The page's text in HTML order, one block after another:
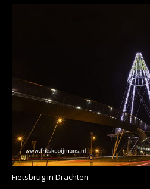
Fietsbrug in Drachten